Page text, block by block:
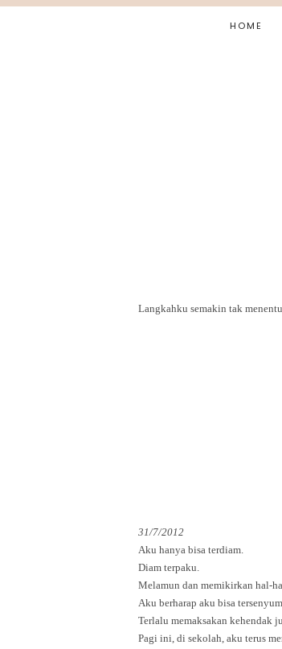
HOME
Langkahku semakin tak
31/7/2012
Aku hanya bisa terdiam.
Diam terpaku.
Melamun dan memikirkan hal-
Aku berharap aku bisa
Terlalu memaksakan kehendak
Pagi ini, di sekolah, aku terus